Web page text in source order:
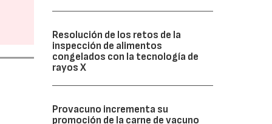
Resolución de los retos de la
inspección de alimentos
congelados con la tecnología de
rayos X
Provacuno incrementa su
promoción de la carne de vacuno